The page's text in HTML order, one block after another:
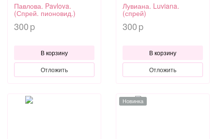
Павлова. Pavlova.
(Спрей. пионовид.)
300 p
В корзину
Отложить
Лувиана. Luviana.
(спрей)
300 p
В корзину
Отложить
Новинка